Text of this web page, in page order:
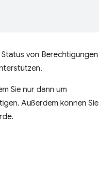
von Berechtigungen
Sie nur dann um
Außerdem können Sie